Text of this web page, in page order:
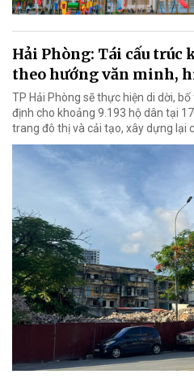
Hải Phòng: Tái cấu trúc
theo hướng văn minh,
TP Hải Phòng sẽ thực hiện di dời,
định cho khoảng 9.193 hộ dân tại
trang đô thị và cải tạo, xây dựng lại